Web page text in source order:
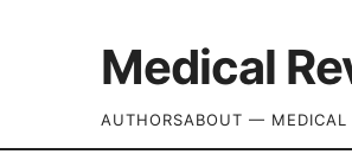
Medical
AUTHORSABOUT — MEDICAL